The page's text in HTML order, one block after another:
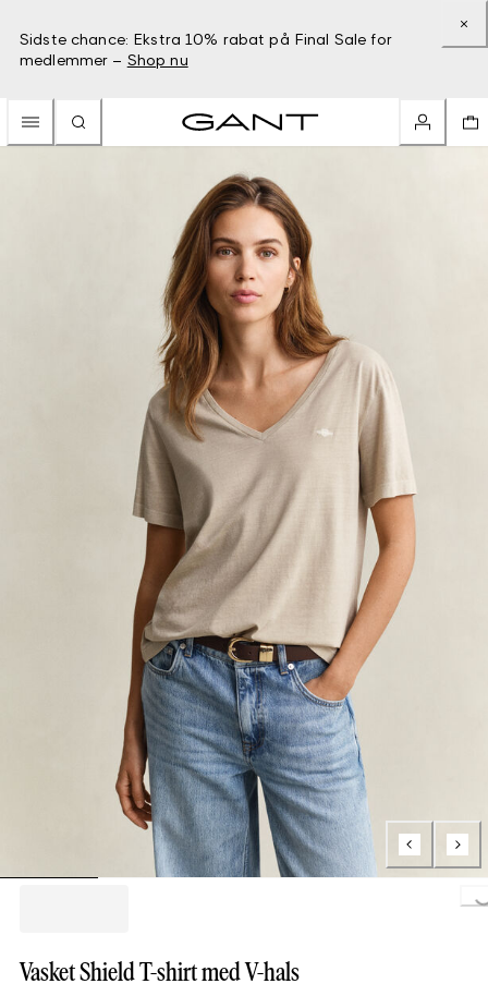
Sidste chance: Ekstra 10% rabat på Final Sale for
medlemmer – Shop nu
Vasket Shield T-shirt med V-hals